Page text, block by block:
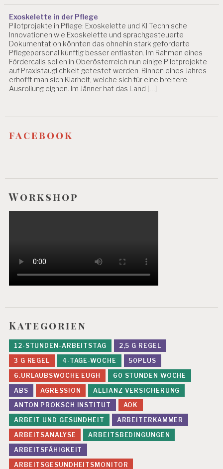
Exoskelette in der Pflege
Pilotprojekte in Pflege: Exoskelette und KI Technische
Innovationen wie Exoskelette und sprachgesteuerte
Dokumentation könnten das ohnehin stark geforderte
Pflegepersonal künftig besser entlasten. Im Rahmen eines
Fördercalls sollen in Oberösterreich nun einige Pilotprojekte
auf Praxistauglichkeit getestet werden. Binnen eines Jahres
erhofft man sich Klarheit, welche sich für eine breitere
Ausrollung eignen. Im Jänner hat das Land […]
facebook
Workshop
Kategorien
12-STUNDEN-ARBEITSTAG
2,5 G REGEL
3 G REGEL
4-TAGE-WOCHE
50PLUS
6.URLAUBSWOCHE EUGH
60 STUNDEN WOCHE
ABS
AGRESSION
ALLIANZ VERSICHERUNG
ANTON PROKSCH INSTITUT
AOK
ARBEIT UND GESUNDHEIT
ARBEITERKAMMER
ARBEITSANALYSE
ARBEITSBEDINGUNGEN
ARBEITSFÄHIGKEIT
ARBEITSGESUNDHEITSMONITOR